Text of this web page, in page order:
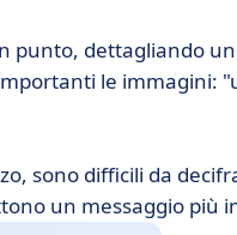
punto, dettagliando
le immagini:
sono difficili da
un messaggio più